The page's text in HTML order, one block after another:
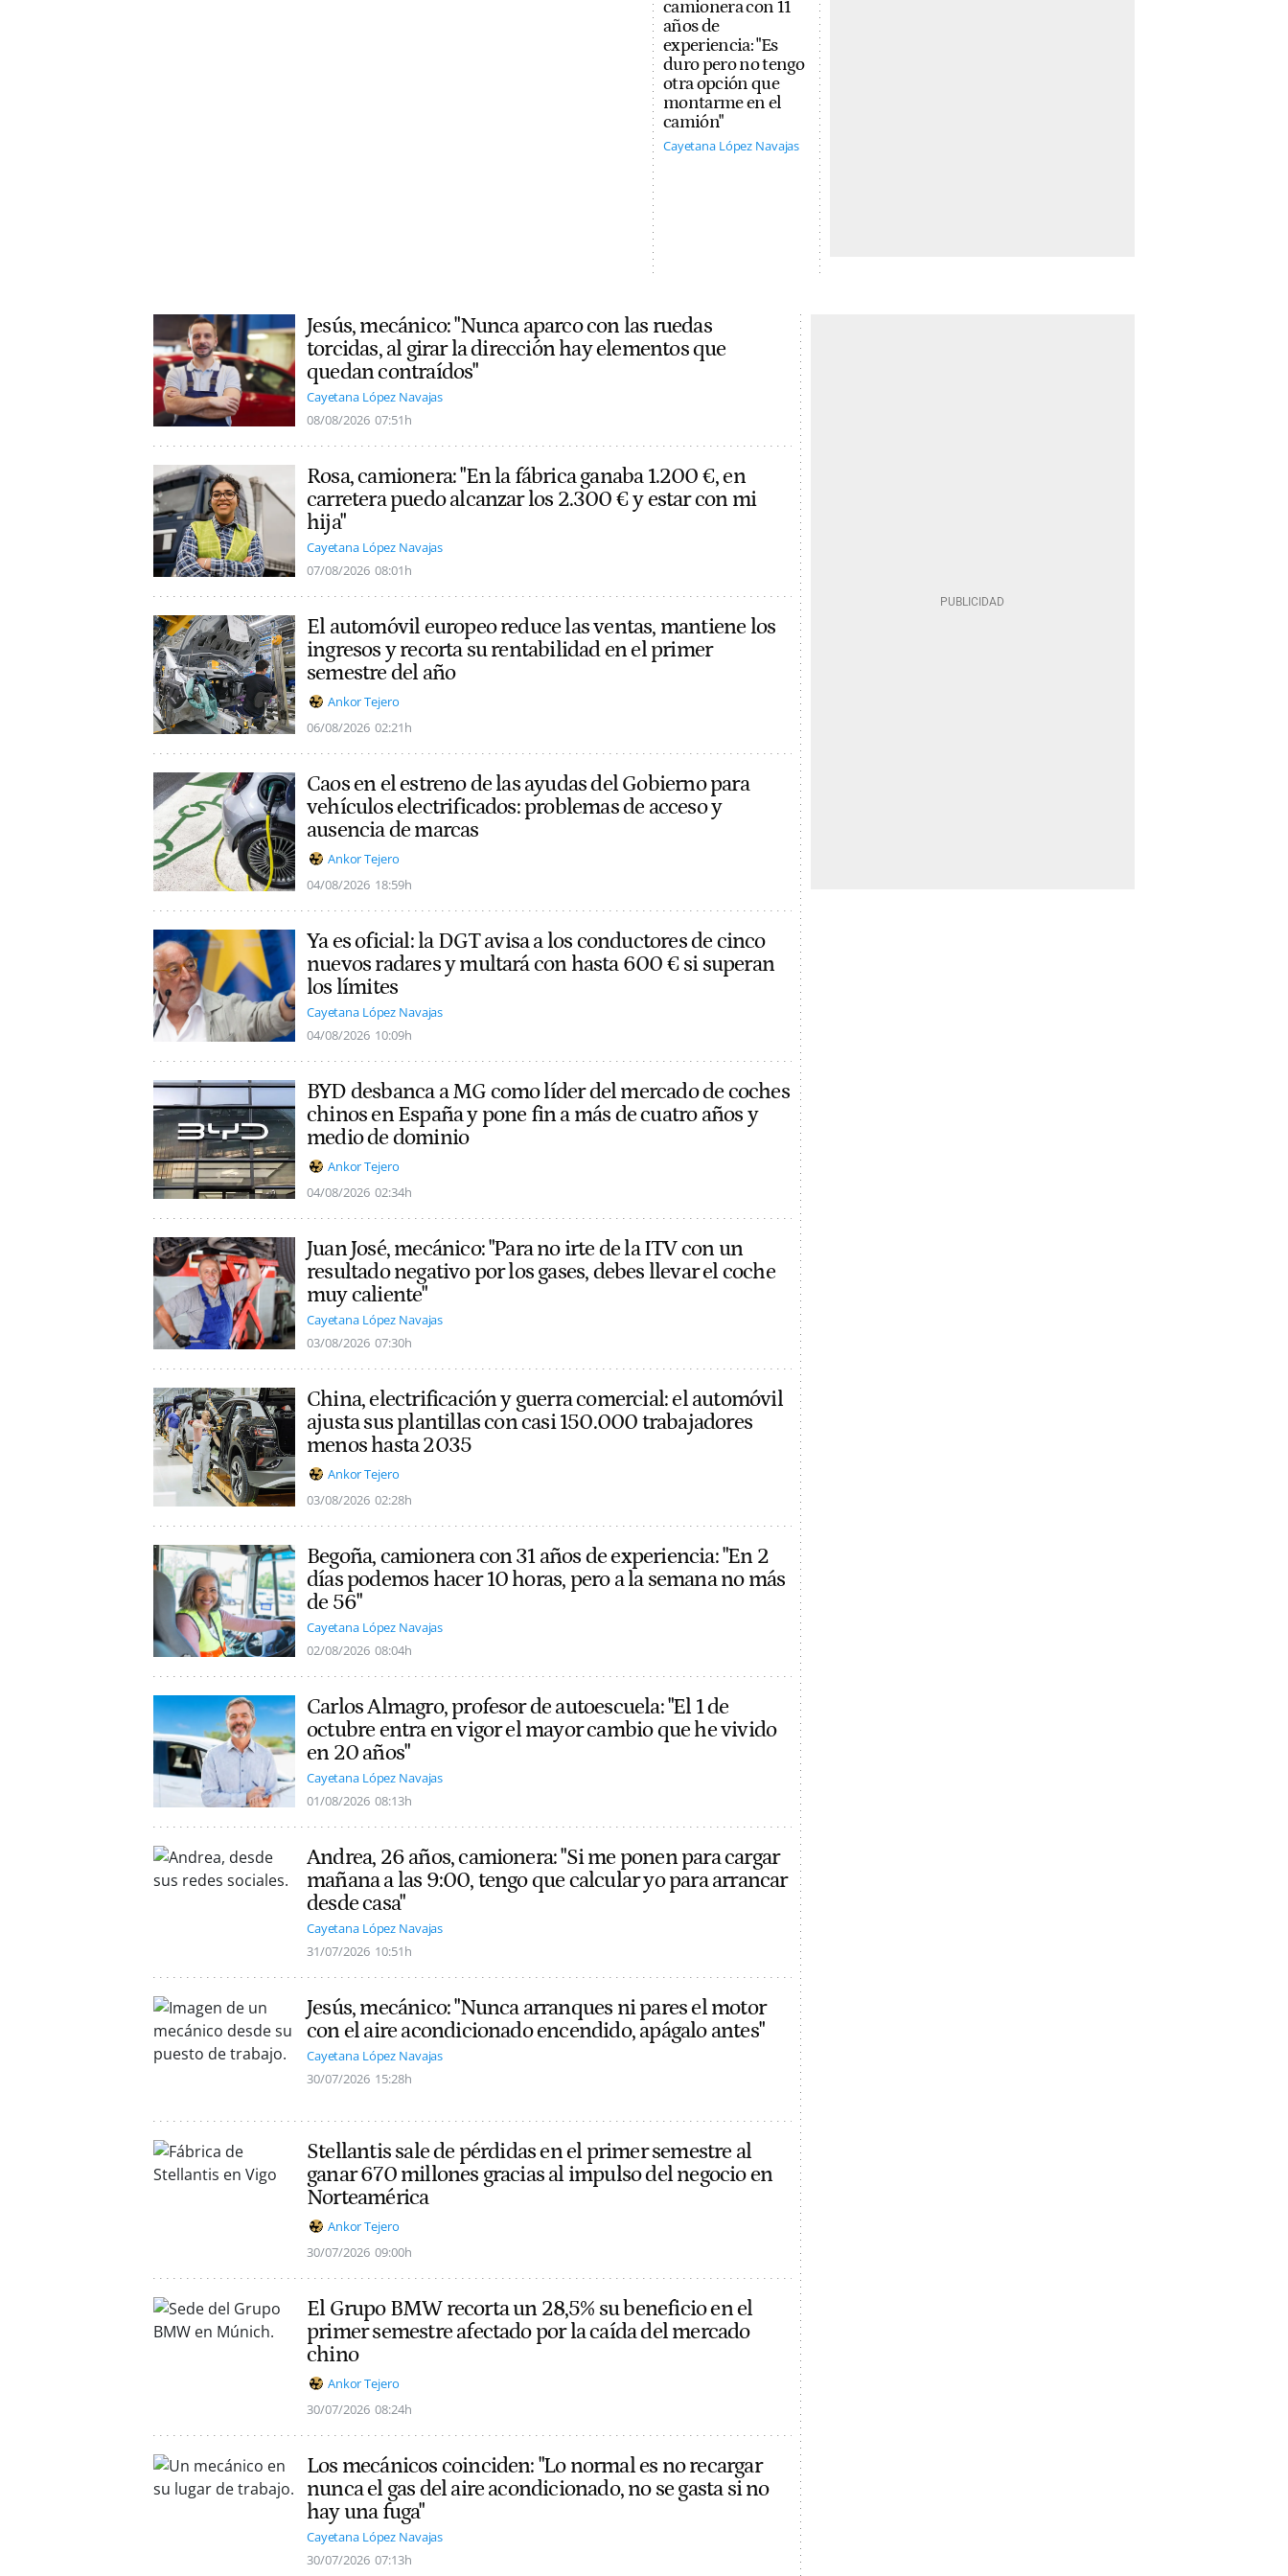
camionera con 11
años de
experiencia: "Es
duro pero no tengo
otra opción que
montarme en el
camión"
Cayetana López Navajas
Jesús, mecánico: "Nunca aparco con las ruedas
torcidas, al girar la dirección hay elementos que
quedan contraídos"
Cayetana López Navajas
08/08/2026 07:51h
Rosa, camionera: "En la fábrica ganaba 1.200 €, en
carretera puedo alcanzar los 2.300 € y estar con mi
hija"
Cayetana López Navajas
07/08/2026 08:01h
El automóvil europeo reduce las ventas, mantiene los
ingresos y recorta su rentabilidad en el primer
semestre del año
Ankor Tejero
06/08/2026 02:21h
Caos en el estreno de las ayudas del Gobierno para
vehículos electrificados: problemas de acceso y
ausencia de marcas
Ankor Tejero
04/08/2026 18:59h
Ya es oficial: la DGT avisa a los conductores de cinco
nuevos radares y multará con hasta 600 € si superan
los límites
Cayetana López Navajas
04/08/2026 10:09h
BYD desbanca a MG como líder del mercado de coches
chinos en España y pone fin a más de cuatro años y
medio de dominio
Ankor Tejero
04/08/2026 02:34h
Juan José, mecánico: "Para no irte de la ITV con un
resultado negativo por los gases, debes llevar el coche
muy caliente"
Cayetana López Navajas
03/08/2026 07:30h
China, electrificación y guerra comercial: el automóvil
ajusta sus plantillas con casi 150.000 trabajadores
menos hasta 2035
Ankor Tejero
03/08/2026 02:28h
Begoña, camionera con 31 años de experiencia: "En 2
días podemos hacer 10 horas, pero a la semana no más
de 56"
Cayetana López Navajas
02/08/2026 08:04h
Carlos Almagro, profesor de autoescuela: "El 1 de
octubre entra en vigor el mayor cambio que he vivido
en 20 años"
Cayetana López Navajas
01/08/2026 08:13h
Andrea, 26 años, camionera: "Si me ponen para cargar
mañana a las 9:00, tengo que calcular yo para arrancar
desde casa"
Cayetana López Navajas
31/07/2026 10:51h
Jesús, mecánico: "Nunca arranques ni pares el motor
con el aire acondicionado encendido, apágalo antes"
Cayetana López Navajas
30/07/2026 15:28h
Stellantis sale de pérdidas en el primer semestre al
ganar 670 millones gracias al impulso del negocio en
Norteamérica
Ankor Tejero
30/07/2026 09:00h
El Grupo BMW recorta un 28,5% su beneficio en el
primer semestre afectado por la caída del mercado
chino
Ankor Tejero
30/07/2026 08:24h
Los mecánicos coinciden: "Lo normal es no recargar
nunca el gas del aire acondicionado, no se gasta si no
hay una fuga"
Cayetana López Navajas
30/07/2026 07:13h